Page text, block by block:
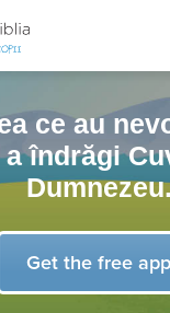
Current
ce au
îndrăgi
Get the free app